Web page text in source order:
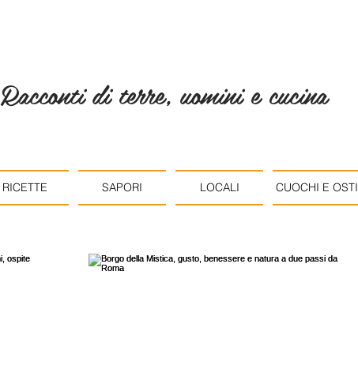
Racconti di terre, uomini e cucina
RICETTE SAPORI LOCALI CUOCHI E OSTI